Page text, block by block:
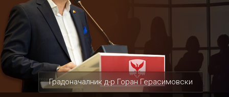
Градоначалник д-р Горан Герасимовски